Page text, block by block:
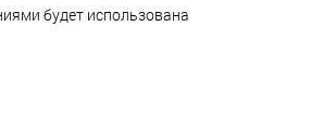
будет использована